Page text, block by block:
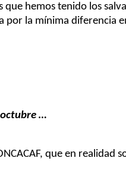
hemos tenido los
por la mínima diferencia
…
que en realidad